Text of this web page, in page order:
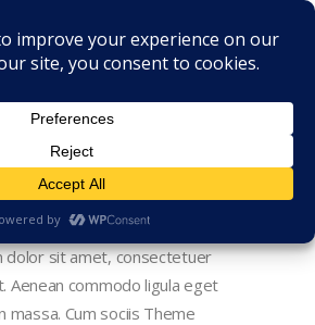
dolor sit amet, consectetuer
Aenean commodo ligula eget
massa. Cum sociis Theme